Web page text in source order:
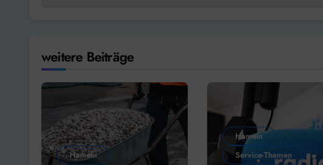
weitere Beiträge
Hameln
Hameln
Service-Themen